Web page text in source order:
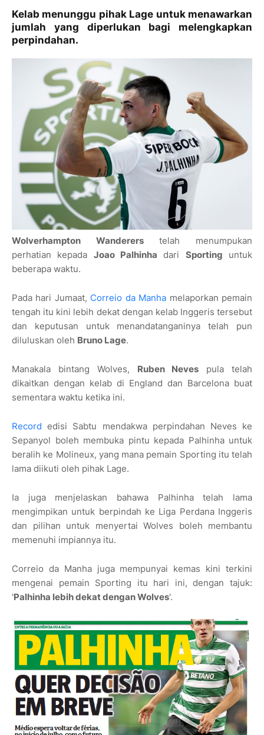
Kelab menunggu pihak Lage untuk menawarkan
jumlah yang diperlukan bagi melengkapkan
perpindahan.
Wolverhampton Wandererstelah menumpukan
perhatian kepada Joao Palhinha dari Sporting untuk
beberapa waktu.
Pada hari Jumaat, Correio da Manha melaporkan pemain
tengah itu kini lebih dekat dengan kelab Inggeris tersebut
dan keputusan untuk menandatanganinya telah pun
diluluskan oleh Bruno Lage.
Manakala bintang Wolves, Ruben Neves pula telah
dikaitkan dengan kelab di England dan Barcelona buat
sementara waktu ketika ini.
Record edisi Sabtu mendakwa perpindahan Neves ke
Sepanyol boleh membuka pintu kepada Palhinha untuk
beralih ke Molineux, yang mana pemain Sporting itu telah
lama diikuti oleh pihak Lage.
Ia juga menjelaskan bahawa Palhinha telah lama
mengimpikan untuk berpindah ke Liga Perdana Inggeris
dan pilihan untuk menyertai Wolves boleh membantu
memenuhi impiannya itu.
Correio da Manha juga mempunyai kemas kini terkini
mengenai pemain Sporting itu hari ini, dengan tajuk:
'Palhinha lebih dekat dengan Wolves'.